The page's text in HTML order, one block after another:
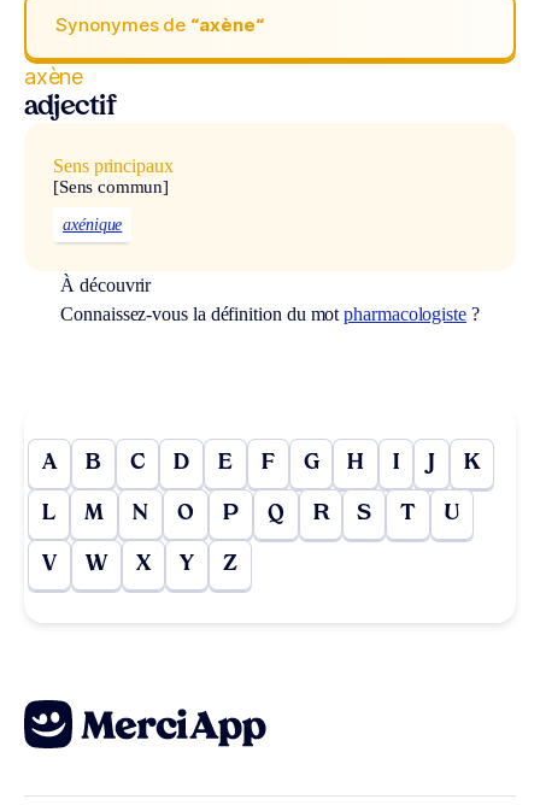
Synonymes de “axène“
axène
adjectif
Sens principaux
[Sens commun]
axénique
À découvrir
Connaissez-vous la définition du motpharmacologiste ?
A B C D E F G H I J K
L M N O P Q R S T U
V W X Y Z